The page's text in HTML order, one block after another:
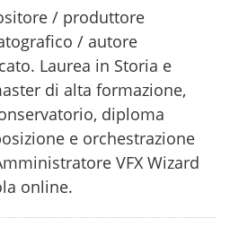
/ produttore
/ autore
Laurea in Storia e
di alta formazione,
diploma
e orchestrazione
VFX Wizard
online.